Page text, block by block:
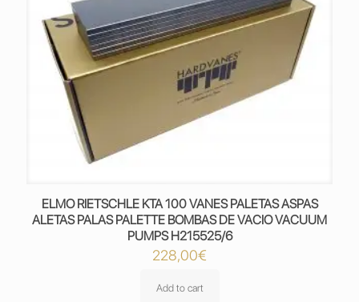
ELMO RIETSCHLE KTA 100 VANES PALETAS ASPAS
ALETAS PALAS PALETTE BOMBAS DE VACIO VACUUM
PUMPS H215525/6
228,00€
Add to cart